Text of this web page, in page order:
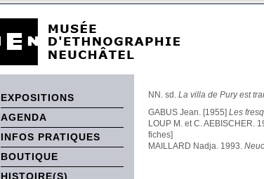
EXPOSITIONS
AGENDA
INFOS PRATIQUES
BOUTIQUE
HISTOIRE(S)
NN. sd. La villa de Pury est
GABUS Jean. [1955] Les
LOUP M. et C. AEBISCHER.
fiches]
MAILLARD Nadja. 1993.